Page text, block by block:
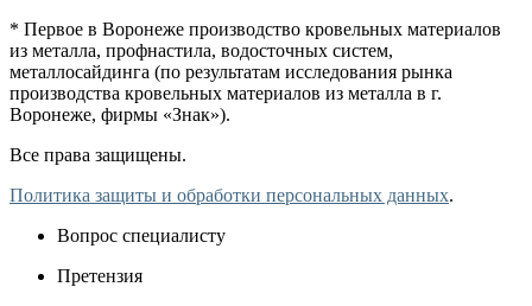
* Первое в Воронеже производство кровельных материалов
из металла, профнастила, водосточных систем,
металлосайдинга (по результатам исследования рынка
производства кровельных материалов из металла в г.
Воронеже, фирмы «Знак»).
Все права защищены.
Политика защиты и обработки персональных данных.
Вопрос специалисту
Претензия